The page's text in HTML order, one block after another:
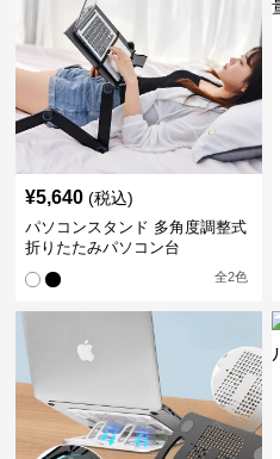
¥5,640 (税込)
パソコンスタンド 多角度調整式
折りたたみパソコン台
全2色